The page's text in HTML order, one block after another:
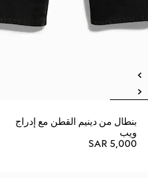
بنطال من دينيم القطن مع إدراج
ويب
SAR 5,000